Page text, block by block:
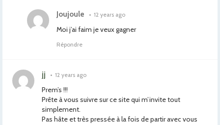
Joujoule • 12 years ago
Moi j’ai faim je veux gagner
Répondre
jj • 12 years ago
Prem’s !!!
Prête à vous suivre sur ce site qui m’invite tout
simplement.
Pas hâte et très pressée à la fois de partir avec vous